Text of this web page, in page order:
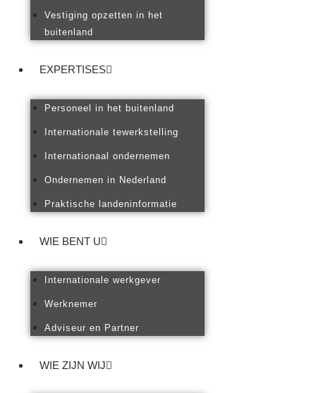
Vestiging opzetten in het
buitenland
EXPERTISES
Personeel in het buitenland
Internationale tewerkstelling
Internationaal ondernemen
Ondernemen in Nederland
Praktische landeninformatie
WIE BENT U
Internationale werkgever
Werknemer
Adviseur en Partner
WIE ZIJN WIJ